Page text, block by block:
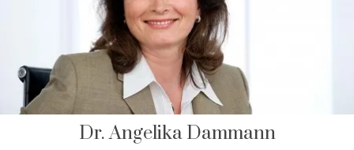
Dr. Angelika Dammann